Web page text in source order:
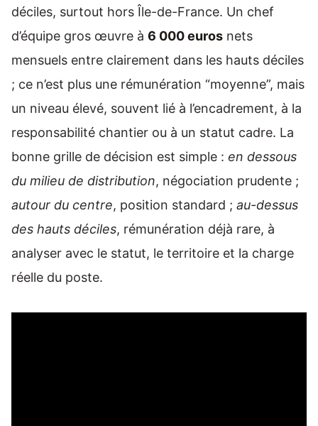
déciles, surtout hors Île-de-France. Un chef
d’équipe gros œuvre à 6 000 euros nets
mensuels entre clairement dans les hauts déciles
; ce n’est plus une rémunération “moyenne”, mais
un niveau élevé, souvent lié à l’encadrement, à la
responsabilité chantier ou à un statut cadre. La
bonne grille de décision est simple : en dessous
du milieu de distribution, négociation prudente ;
autour du centre, position standard ; au-dessus
des hauts déciles, rémunération déjà rare, à
analyser avec le statut, le territoire et la charge
réelle du poste.